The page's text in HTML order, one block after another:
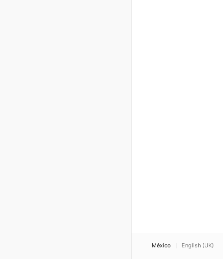
México English (UK)